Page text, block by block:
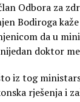
Odbora za
Bodiroga
da u
doktor
iz tog
rješenja i